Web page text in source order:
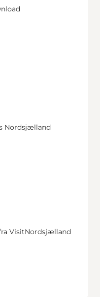
Nordsjælland
VisitNordsjælland